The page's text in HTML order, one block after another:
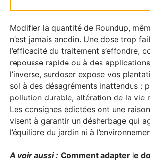
Modifier la quantité de Roundup,
n’est jamais anodin. Une dose trop
l’efficacité du traitement s’effondre,
repousse rapide ou à des
l’inverse, surdoser expose vos
sol à des désagréments inattendus :
pollution durable, altération de la vie
Les consignes édictées ont une
visent à garantir un désherbage qui
l’équilibre du jardin ni à
A voir aussi : Comment adapter le